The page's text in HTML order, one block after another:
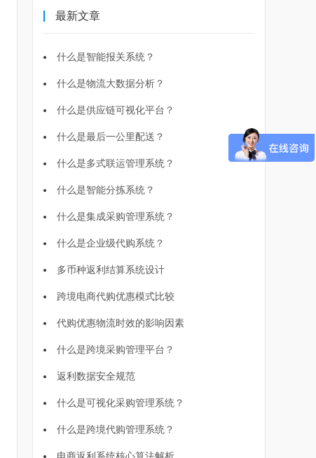
最新文章
什么是智能报关系统？
什么是物流大数据分析？
什么是供应链可视化平台？
什么是最后一公里配送？
什么是多式联运管理系统？
什么是智能分拣系统？
什么是集成采购管理系统？
什么是企业级代购系统？
多币种返利结算系统设计
跨境电商代购优惠模式比较
代购优惠物流时效的影响因素
什么是跨境采购管理平台？
返利数据安全规范
什么是可视化采购管理系统？
什么是跨境代购管理系统？